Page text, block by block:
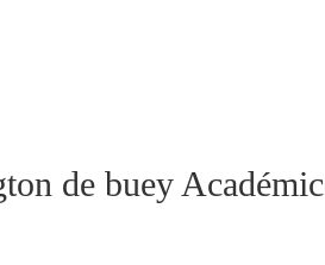
de buey